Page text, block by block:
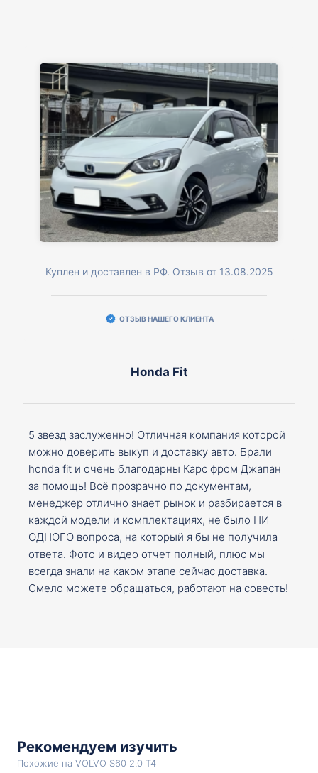
Куплен и доставлен в РФ. Отзыв от 13.08.2025
ОТЗЫВ НАШЕГО КЛИЕНТА
Honda Fit
5 звезд заслуженно! Отличная компания которой
можно доверить выкуп и доставку авто. Брали
honda fit и очень благодарны Карс фром Джапан
за помощь! Всё прозрачно по документам,
менеджер отлично знает рынок и разбирается в
каждой модели и комплектациях, не было НИ
ОДНОГО вопроса, на который я бы не получила
ответа. Фото и видео отчет полный, плюс мы
всегда знали на каком этапе сейчас доставка.
Смело можете обращаться, работают на совесть!
Рекомендуем изучить
Похожие на VOLVO S60 2.0 T4